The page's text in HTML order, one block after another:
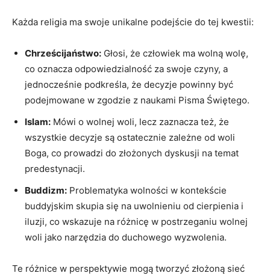
Każda religia ​ma‍ swoje unikalne podejście ​do tej kwestii:
Chrześcijaństwo: Głosi, że człowiek ma wolną wolę,
co oznacza odpowiedzialność za‌ swoje ‍czyny, a
jednocześnie ⁣podkreśla, że decyzje powinny być
podejmowane‌ w‌ zgodzie z naukami Pisma Świętego.
Islam: Mówi o wolnej ⁢woli, lecz ⁣zaznacza też, że
‌wszystkie decyzje są ostatecznie zależne od woli
Boga, co prowadzi do złożonych dyskusji na temat
⁢predestynacji.
Buddizm: ‌Problematyka wolności w kontekście
buddyjskim skupia⁤ się na uwolnieniu od‍ cierpienia i
iluzji, ​co wskazuje na różnicę ⁢w postrzeganiu wolnej
woli jako ‌narzędzia do duchowego‍ wyzwolenia.
Te różnice w perspektywie mogą tworzyć złożoną sieć